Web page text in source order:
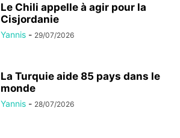
Le Chili appelle à agir pour la
Cisjordanie
Yannis - 29/07/2026
La Turquie aide 85 pays dans le
monde
Yannis - 28/07/2026